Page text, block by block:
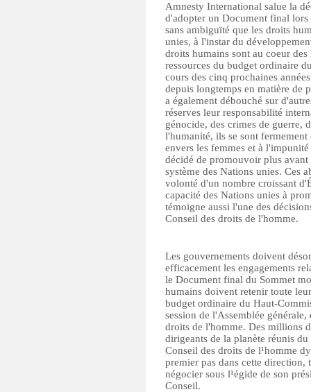
Amnesty International salue la
d'adopter un Document final
sans ambiguïté que les droits
unies, à l'instar du
droits humains sont au coeur
ressources du budget ordinaire
cours des cinq prochaines
depuis longtemps en matière de
a également débouché sur
réserves leur responsabilité
génocide, des crimes de guerre,
l'humanité, ils se sont
envers les femmes et à
décidé de promouvoir plus
système des Nations unies. Ces
volonté d'un nombre croissant
capacité des Nations unies à
témoigne aussi l'une des
Conseil des droits de l'homme.
Les gouvernements doivent
efficacement les engagements
le Document final du Sommet
humains doivent retenir toute
budget ordinaire du Haut-
session de l'Assemblée
droits de l'homme. Des millions
dirigeants de la planète réunis
Conseil des droits de l¹homme
premier pas dans cette direction,
négocier sous l¹égide de son
Conseil.